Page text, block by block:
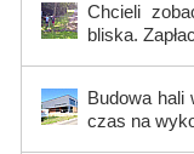
Chcieli
bliska.
Budowa hali
czas na